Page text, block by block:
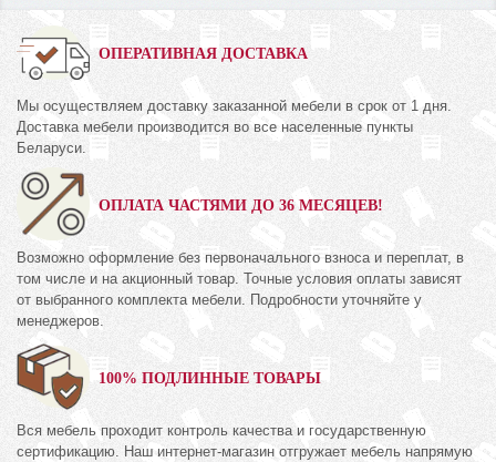
ОПЕРАТИВНАЯ ДОСТАВКА
Мы осуществляем доставку заказанной мебели в срок от 1 дня.
Доставка мебели производится во все населенные пункты
Беларуси.
ОПЛАТА ЧАСТЯМИ ДО 36 МЕСЯЦЕВ!
Возможно оформление без первоначального взноса и переплат, в
том числе и на акционный товар. Точные условия оплаты зависят
от выбранного комплекта мебели. Подробности уточняйте у
менеджеров.
100% ПОДЛИННЫЕ ТОВАРЫ
Вся мебель проходит контроль качества и государственную
сертификацию. Наш интернет-магазин отгружает мебель напрямую